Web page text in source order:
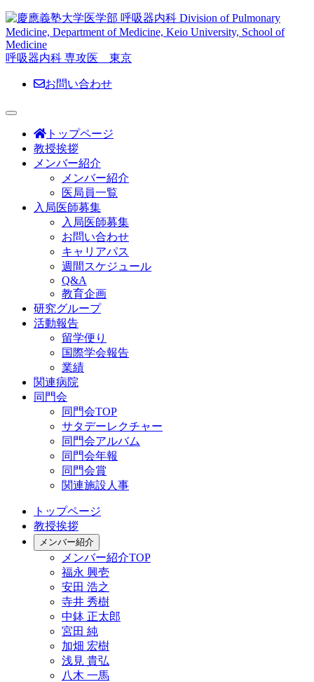
呼吸器内科 専攻医 東京
お問い合わせ
トップページ
教授挨拶
メンバー紹介
メンバー紹介
医局員一覧
入局医師募集
入局医師募集
お問い合わせ
キャリアパス
週間スケジュール
Q&A
教育企画
研究グループ
活動報告
留学便り
国際学会報告
業績
関連病院
同門会
同門会TOP
サタデーレクチャー
同門会アルバム
同門会年報
同門会賞
関連施設人事
トップページ
教授挨拶
メンバー紹介
メンバー紹介TOP
福永 興壱
安田 浩之
寺井 秀樹
中鉢 正太郎
宮田 純
加畑 宏樹
浅見 貴弘
八木 一馬